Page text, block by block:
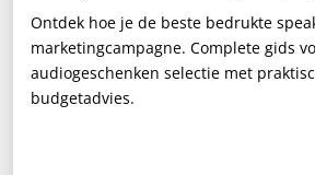
Ontdek hoe je de beste bedrukte
marketingcampagne. Complete gids
audiogeschenken selectie met
budgetadvies.